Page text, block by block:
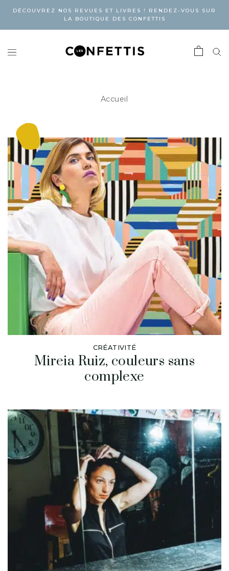
DÉCOUVREZ NOS REVUES ET LIVRES ! RENDEZ-VOUS SUR
LA BOUTIQUE DES CONFETTIS
Accueil
CRÉATIVITÉ
Mireia Ruiz, couleurs sans
complexe